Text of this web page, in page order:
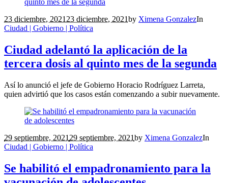
23 diciembre, 2021 23 diciembre, 2021by Ximena GonzalezIn
Ciudad | Gobierno | Política
Ciudad adelantó la aplicación de la
tercera dosis al quinto mes de la segunda
Así lo anunció el jefe de Gobierno Horacio Rodríguez Larreta,
quien advirtió que los casos están comenzando a subir nuevamente.
29 septiembre, 2021 29 septiembre, 2021by Ximena GonzalezIn
Ciudad | Gobierno | Política
Se habilitó el empadronamiento para la